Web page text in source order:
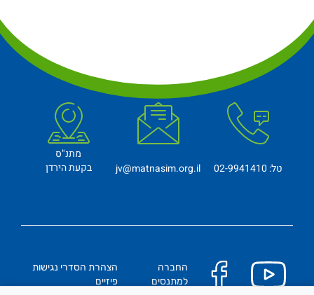
טל: 02-9941410 jv@matnasim.org.il
מתנ"ס
בקעת הירדן
החברה
למתנסים
הצהרת הסדרי נגישות
פיזיים